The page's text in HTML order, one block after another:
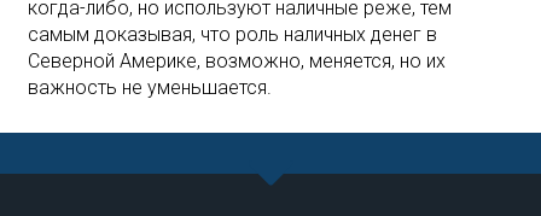
когда-либо, но используют наличные реже, тем
самым доказывая, что роль наличных денег в
Северной Америке, возможно, меняется, но их
важность не уменьшается.